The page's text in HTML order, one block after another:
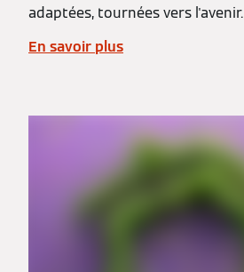
adaptées, tournées vers l'avenir.
En savoir plus